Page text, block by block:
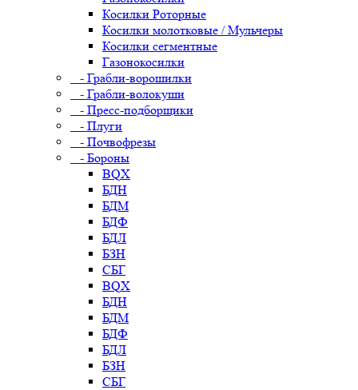
Косилки Роторные
Косилки молотковые / Мульчеры
Косилки сегментные
Газонокосилки
- Грабли-ворошилки
- Грабли-волокуши
- Пресс-подборщики
- Плуги
- Почвофрезы
- Бороны
BQX
БДН
БДМ
БДФ
БДЛ
БЗН
СБГ
BQX
БДН
БДМ
БДФ
БДЛ
БЗН
СБГ